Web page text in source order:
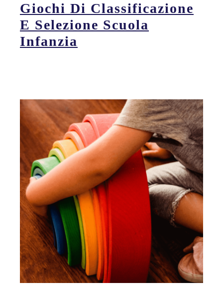
Giochi Di Classificazione
E Selezione Scuola
Infanzia